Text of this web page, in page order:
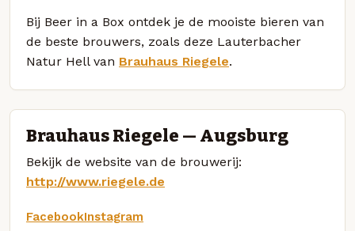
Bij Beer in a Box ontdek je de mooiste bieren van
de beste brouwers, zoals deze Lauterbacher
Natur Hell van Brauhaus Riegele.
Brauhaus Riegele — Augsburg
Bekijk de website van de brouwerij:
http://www.riegele.de
FacebookInstagram